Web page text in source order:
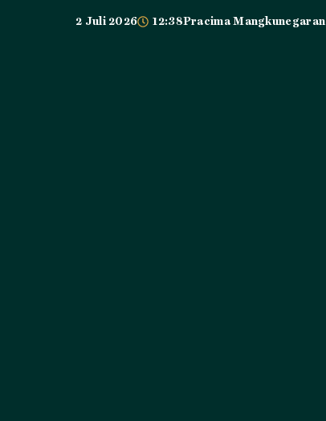
2 Juli 2026 12:38Pracima Mangkunegaran